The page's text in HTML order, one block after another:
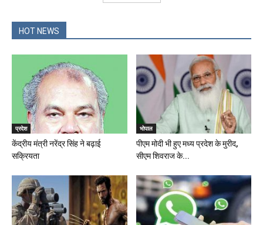
HOT NEWS
प्रदेश
केंद्रीय मंत्री नरेंद्र सिंह ने बढ़ाई
सक्रियता
भोपाल
पीएम मोदी भी हुए मध्य प्रदेश के मुरीद,
सीएम शिवराज के...